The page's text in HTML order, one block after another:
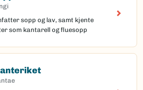
sopp og lav, samt kjente
som kantarell og fluesopp